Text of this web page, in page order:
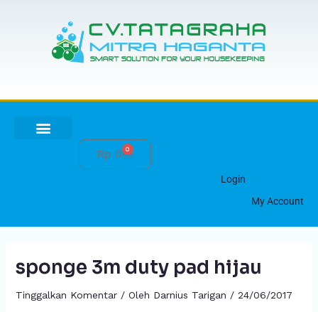
Rp 0 0
Cart
Login
My Account
sponge 3m duty pad hijau
Tinggalkan Komentar / Oleh Darnius Tarigan / 24/06/2017